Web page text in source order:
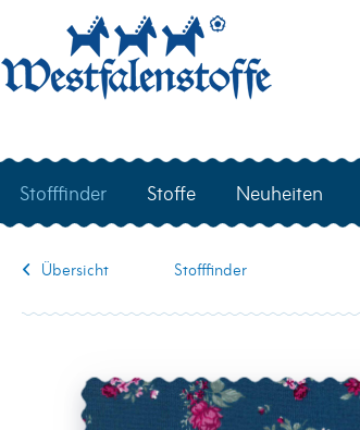
Stofffinder Stoffe Neuheiten
Übersicht Stofffinder